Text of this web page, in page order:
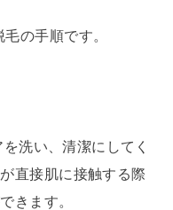
の手順です。
洗い、清潔にしてく
直接肌に接触する際
きます。